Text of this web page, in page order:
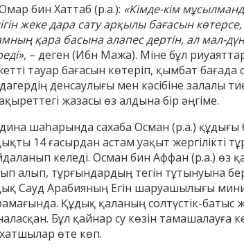
бин Хаттаб (р.а.): «Кімде-кім
жеке дара сату арқылы бағасын
қара басына алапес дертін, ал мал-
– деген (Ибн Мажа). Міне бұл
тауар бағасын көтеріп, қымбат бағада
денсаулығы мен кәсібіне залалы
жазасы өз алдына бір әңгіме.
шаһарында сахаба Осман (р.а.) құдығы
14 ғасырдан астам уақыт жергілікті
келеді. Осман бин Аффан (р.а.) өз
алып, тұрғындардың тегін тұтынуына
Сауд Арабияның Егін шаруашылығы
Құдық қаланың солтүстік-батыс
Бұл қайнар су көзін тамашалауға
өте көп.